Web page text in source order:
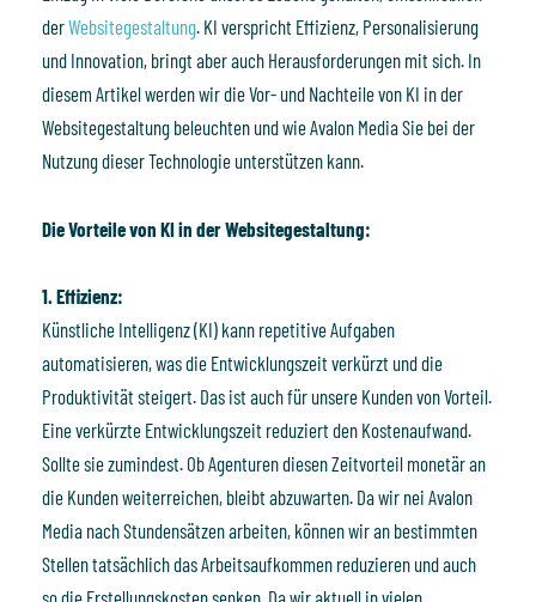
derWebsitegestaltung. KI verspricht Effizienz, Personalisierung
und Innovation, bringt aber auch Herausforderungen mit sich. In
diesem Artikel werden wir die Vor- und Nachteile von KI in der
Websitegestaltung beleuchten und wie Avalon Media Sie bei der
Nutzung dieser Technologie unterstützen kann.
Die Vorteile von KI in der Websitegestaltung:
1. Effizienz:
Künstliche Intelligenz (KI) kann repetitive Aufgaben
automatisieren, was die Entwicklungszeit verkürzt und die
Produktivität steigert. Das ist auch für unsere Kunden von Vorteil.
Eine verkürzte Entwicklungszeit reduziert den Kostenaufwand.
Sollte sie zumindest. Ob Agenturen diesen Zeitvorteil monetär an
die Kunden weiterreichen, bleibt abzuwarten. Da wir nei Avalon
Media nach Stundensätzen arbeiten, können wir an bestimmten
Stellen tatsächlich das Arbeitsaufkommen reduzieren und auch